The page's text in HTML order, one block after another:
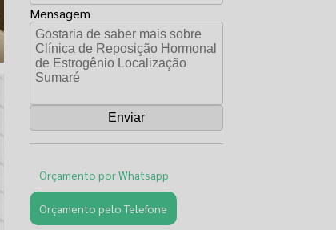
Mensagem
Orçamento por Whatsapp
Orçamento pelo Telefone